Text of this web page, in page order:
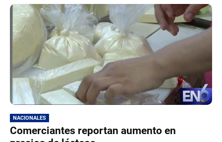
NACIONALES
Comerciantes reportan aumento en